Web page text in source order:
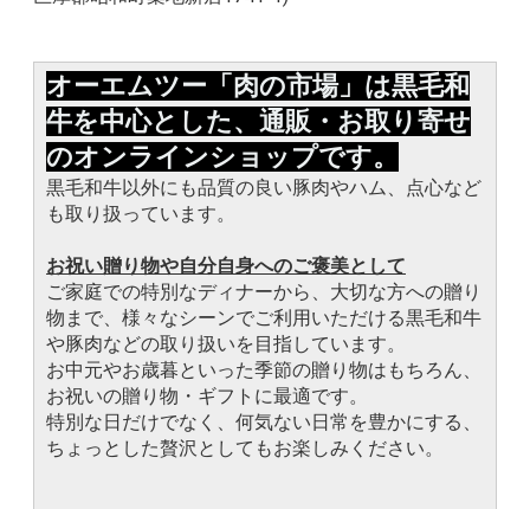
オーエムツー「肉の市場」は黒毛和
牛を中心とした、通販・お取り寄せ
のオンラインショップです。
黒毛和牛以外にも品質の良い豚肉やハム、点心など
も取り扱っています。
お祝い贈り物や自分自身へのご褒美として
ご家庭での特別なディナーから、大切な方への贈り
物まで、様々なシーンでご利用いただける黒毛和牛
や豚肉などの取り扱いを目指しています。
お中元やお歳暮といった季節の贈り物はもちろん、
お祝いの贈り物・ギフトに最適です。
特別な日だけでなく、何気ない日常を豊かにする、
ちょっとした贅沢としてもお楽しみください。